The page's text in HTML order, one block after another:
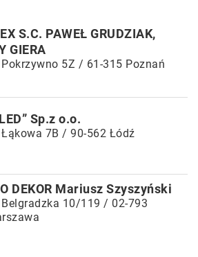
S.C. PAWEŁ GRUDZIAK,
GIERA
5Z / 61-315 Poznań
Sp.z o.o.
7B / 90-562 Łódź
DEKOR Mariusz Szyszyński
10/119 / 02-793